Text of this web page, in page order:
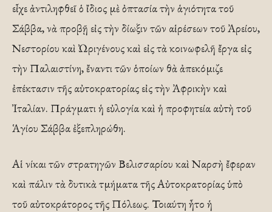
εἶχε ἀντιληφθεῖ ὁ ἴδιος μὲ ὀπτασία τὴν ἁγιότητα τοῦ
Σάββα, νὰ προβῇ εἰς τὴν δίωξιν τῶν αἱρέσεων τοῦ Ἀρείου,
Νεστορίου καὶ Ὠριγένους καὶ εἰς τὰ κοινωφελῆ ἔργα εἰς
τὴν Παλαιστίνη, ἔναντι τῶν ὁποίων θὰ ἀπεκόμιζε
ἐπέκτασιν τῆς αὐτοκρατορίας εἰς τὴν Ἀφρικὴν καὶ
Ἰταλίαν. Πράγματι ἡ εὐλογία καὶ ἡ προφητεία αὐτὴ τοῦ
Ἁγίου Σάββα ἐξεπληρώθη.
Αἱ νίκαι τῶν στρατηγῶν Βελισσαρίου καὶ Ναρσὴ ἔφεραν
καὶ πάλιν τὰ δυτικὰ τμήματα τῆς Αὐτοκρατορίας ὑπὸ
τοῦ αὐτοκράτορος τῆς Πόλεως. Τοιαύτη ἦτο ἡ